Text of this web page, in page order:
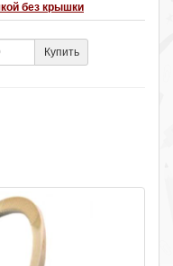
без крышки
Купить